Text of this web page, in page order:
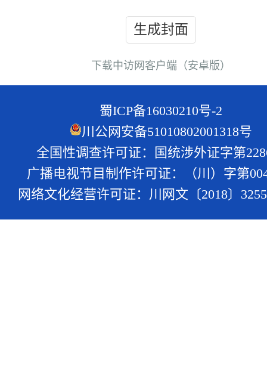
生成封面
下载中访网客户端（安卓版）
蜀ICP备16030210号-2
川公网安备51010802001318号
全国性调查许可证：国统涉外证字第
广播电视节目制作许可证：（川）字第
网络文化经营许可证：川网文〔2018〕